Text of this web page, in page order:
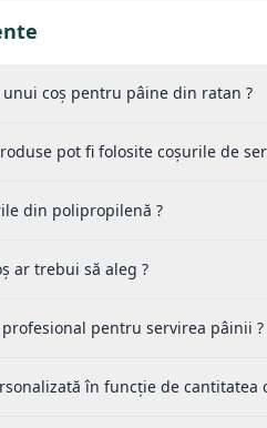
coș pentru pâine din ratan ?
pot fi folosite coșurile de
din polipropilenă ?
ar trebui să aleg ?
profesional pentru servirea pâinii ?
în funcție de cantitatea